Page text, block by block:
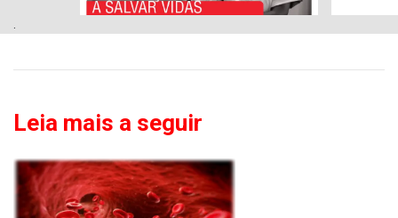
.
Leia mais a seguir